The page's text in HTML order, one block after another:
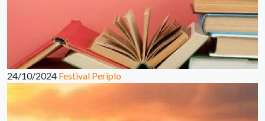
24/10/2024 Festival Periplo